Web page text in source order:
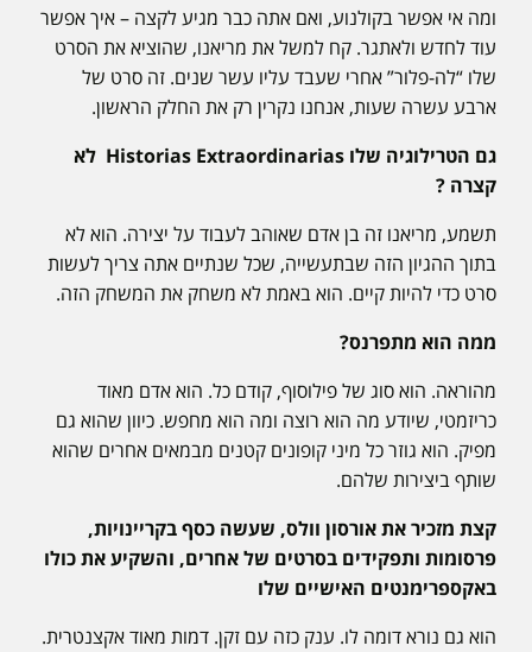
ומה אי אפשר בקולנוע, ואם אתה כבר מגיע לקצה – איך אפשר
עוד לחדש ולאתגר. קח למשל את מריאנו, שהוציא את הסרט
שלו “לה-פלור” אחרי שעבד עליו עשר שנים. זה סרט של
ארבע עשרה שעות, אנחנו נקרין רק את החלק הראשון.
גם הטרילוגיה שלו Historias Extraordinarias לא
קצרה ?
תשמע, מריאנו זה בן אדם שאוהב לעבוד על יצירה. הוא לא
בתוך ההגיון הזה שבתעשייה, שכל שנתיים אתה צריך לעשות
סרט כדי להיות קיים. הוא באמת לא משחק את המשחק הזה.
ממה הוא מתפרנס?
מהוראה. הוא סוג של פילוסוף, קודם כל. הוא אדם מאוד
כריזמטי, שיודע מה הוא רוצה ומה הוא מחפש. כיוון שהוא גם
מפיק. הוא גוזר כל מיני קופונים קטנים מבמאים אחרים שהוא
שותף ביצירות שלהם.
קצת מזכיר את אורסון וולס, שעשה כסף בקריינויות,
פרסומות ותפקידים בסרטים של אחרים, והשקיע את כולו
באקספרימנטים האישיים שלו
הוא גם נורא דומה לו. ענק כזה עם זקן. דמות מאוד אקצנטרית.